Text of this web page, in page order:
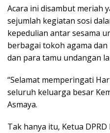
Acara ini disambut meriah
sejumlah kegiatan sosi
kepedulian antar sesama
berbagai tokoh agama
dan para tamu undangan
“Selamat memperingati
seluruh keluarga besar
Asmaya.
Tak hanya itu, Ketua